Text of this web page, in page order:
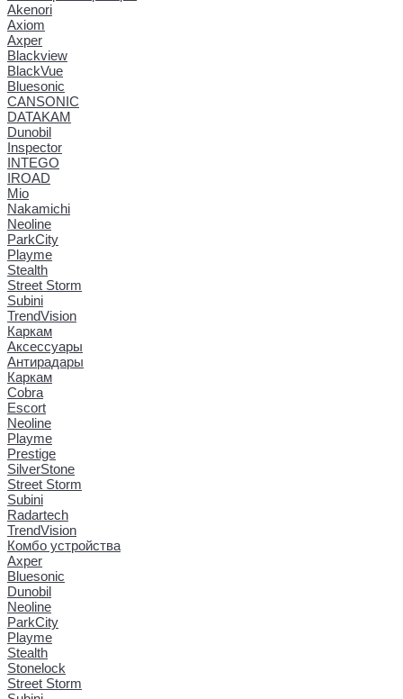
Akenori
Axiom
Axper
Blackview
BlackVue
Bluesonic
CANSONIC
DATAKAM
Dunobil
Inspector
INTEGO
IROAD
Mio
Nakamichi
Neoline
ParkCity
Playme
Stealth
Street Storm
Subini
TrendVision
Каркам
Аксессуары
Антирадары
Каркам
Cobra
Escort
Neoline
Playme
Prestige
SilverStone
Street Storm
Subini
Radartech
TrendVision
Комбо устройства
Axper
Bluesonic
Dunobil
Neoline
ParkCity
Playme
Stealth
Stonelock
Street Storm